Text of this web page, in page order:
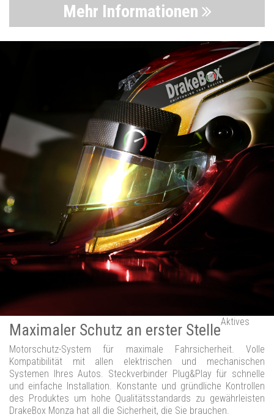
Mehr Informationen
Maximaler Schutz an erster StelleAktives
Motorschutz-System für maximale Fahrsicherheit. Volle
Kompatibilität mit allen elektrischen und mechanischen
Systemen Ihres Autos. Steckverbinder Plug&Play für schnelle
und einfache Installation. Konstante und gründliche Kontrollen
des Produktes um hohe Qualitätsstandards zu gewährleisten
DrakeBox Monza hat all die Sicherheit, die Sie brauchen.